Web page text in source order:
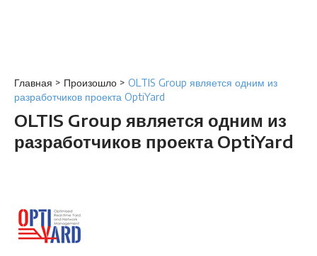
Главная > Произошло > OLTIS Group является одним из
разработчиков проекта OptiYard
OLTIS Group является одним из
разработчиков проекта OptiYard